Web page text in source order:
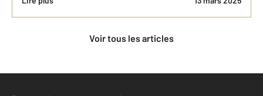
Voir tous les articles